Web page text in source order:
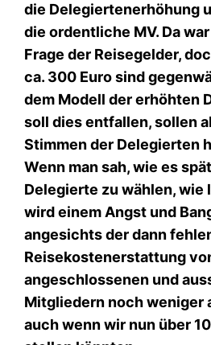
die Delegiertenerhöhung
die ordentliche MV. Da
Frage der Reisegelder,
ca. 300 Euro sind
dem Modell der erhöhten
soll dies entfallen, sollen
Stimmen der Delegierten
Wenn man sah, wie es
Delegierte zu wählen, wie
wird einem Angst und
angesichts der dann
Reisekostenerstattung
angeschlossenen und
Mitgliedern noch weniger
auch wenn wir nun über